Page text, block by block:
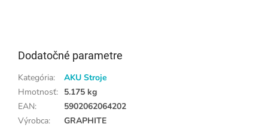
Dodatočné parametre
Kategória:
AKU Stroje
Hmotnosť: 5.175 kg
EAN:
5902062064202
Výrobca: GRAPHITE